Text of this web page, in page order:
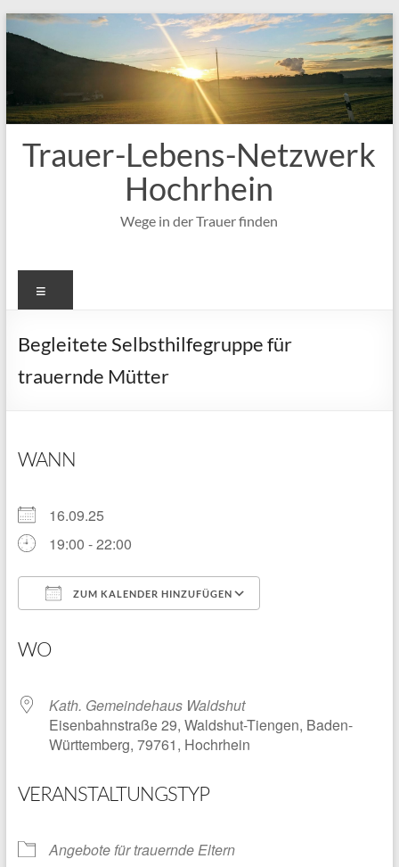
Zum
Inhalt
springen
Trauer-Lebens-Netzwerk
Hochrhein
Wege in der Trauer finden
Begleitete Selbsthilfegruppe für
trauernde Mütter
WANN
16.09.25
19:00 - 22:00
ZUM KALENDER HINZUFÜGEN
WO
Kath. Gemeindehaus Waldshut
Eisenbahnstraße 29, Waldshut-Tiengen, Baden-
Württemberg, 79761, Hochrhein
VERANSTALTUNGSTYP
Angebote für trauernde Eltern